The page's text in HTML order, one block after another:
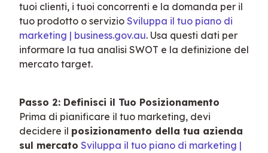
tuoi clienti, i tuoi concorrenti e la domanda per il
tuo prodotto o servizio Sviluppa il tuo piano di
marketing | business.gov.au. Usa questi dati per
informare la tua analisi SWOT e la definizione del
mercato target.
Passo 2: Definisci il Tuo Posizionamento
Prima di pianificare il tuo marketing, devi
decidere il posizionamento della tua azienda
sul mercato Sviluppa il tuo piano di marketing |